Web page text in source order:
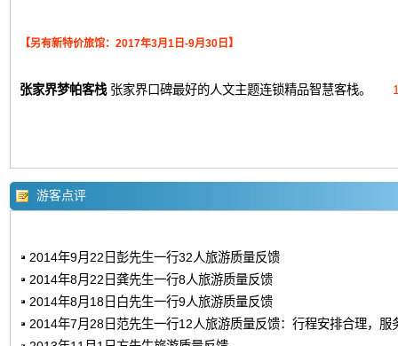
【另有新特价旅馆：2017年3月1日-9月30日】
张家界梦帕客栈张家界口碑最好的人文主题连锁精品智慧客栈。
游客点评
2014年9月22日彭先生一行32人旅游质量反馈
2014年8月22日龚先生一行8人旅游质量反馈
2014年8月18日白先生一行9人旅游质量反馈
2014年7月28日范先生一行12人旅游质量反馈：行程安排合理，服